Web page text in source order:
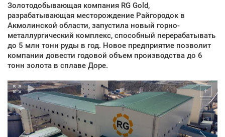
Золотодобывающая компания RG Gold,
разрабатывающая месторождение Райгородок в
Акмолинской области, запустила новый горно-
металлургический комплекс, способный перерабатывать
до 5 млн тонн руды в год. Новое предприятие позволит
компании довести годовой объем производства до 6
тонн золота в сплаве Доре.